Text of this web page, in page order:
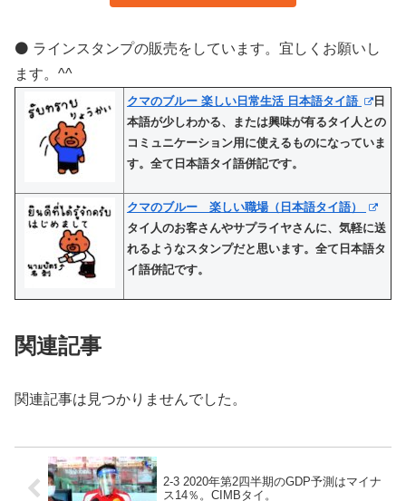
⚫️ ラインスタンプの販売をしています。宜しくお願いし
ます。^^
クマのブルー 楽しい日常生活 日本語タイ語
日
本語が少しわかる、または興味が有るタイ人との
コミュニケーション用に使えるものになっていま
す。全て日本語タイ語併記です。
クマのブルー 楽しい職場（日本語タイ語）
タイ人のお客さんやサプライヤさんに、気軽に送
れるようなスタンプだと思います。全て日本語タ
イ語併記です。
関連記事
関連記事は見つかりませんでした。
2-3 2020年第2四半期のGDP予測はマイナ
ス14％。CIMBタイ。